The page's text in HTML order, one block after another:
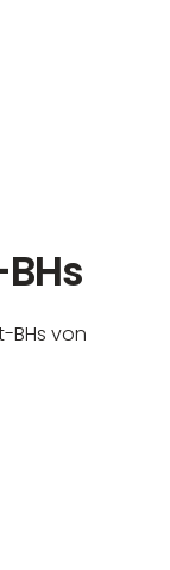
BHs von